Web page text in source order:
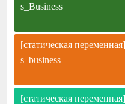
s_Business
[статическая
s_business
[статическая